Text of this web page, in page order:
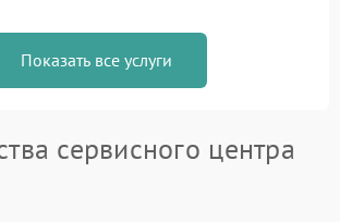
Показать все услуги
сервисного центра